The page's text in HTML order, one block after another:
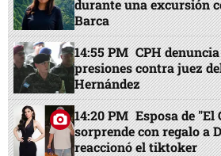
durante una excursión
Barca
14:55 PM CPH
presiones contra juez
Hernández
14:20 PM Esposa de "El
sorprende con regalo a
reaccionó el tiktoker